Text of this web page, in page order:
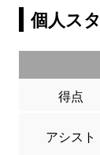
個人ス
得点
アシスト